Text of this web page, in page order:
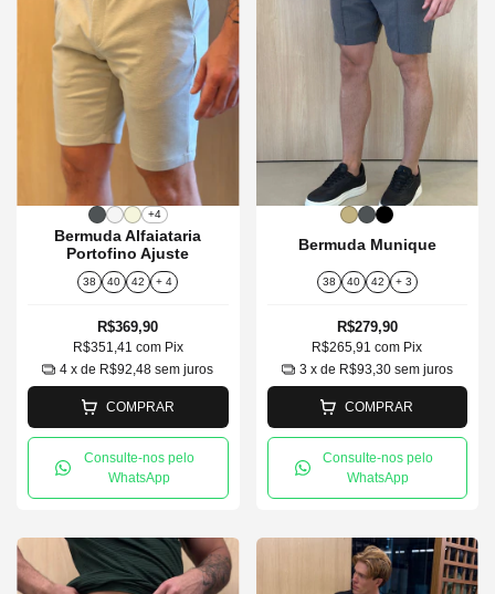
+4
Bermuda Alfaiataria
Portofino Ajuste
38 40 42 + 4
R$369,90
R$351,41 com Pix
4 x de R$92,48 sem juros
COMPRAR
Consulte-nos pelo
WhatsApp
Bermuda Munique
38 40 42 + 3
R$279,90
R$265,91com Pix
3 x de R$93,30 sem juros
COMPRAR
Consulte-nos pelo
WhatsApp